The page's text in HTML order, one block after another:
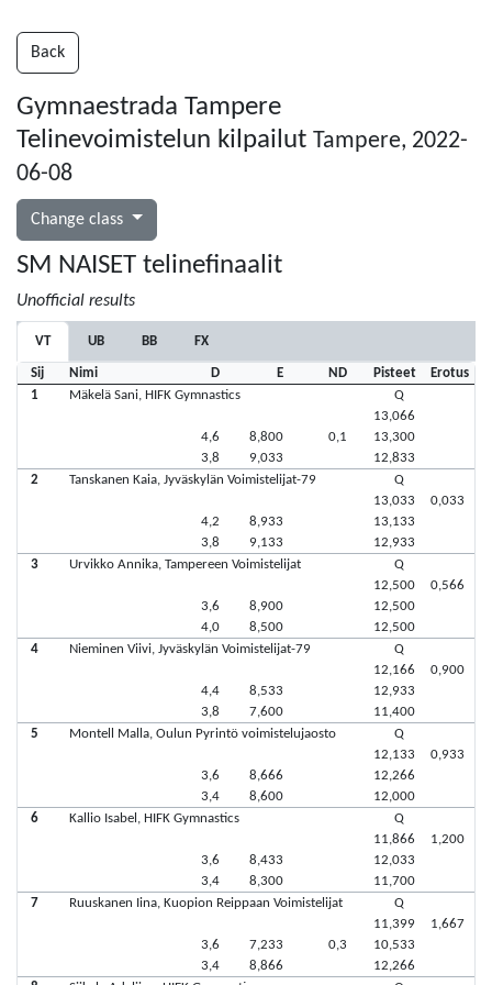
Back
Gymnaestrada Tampere
Telinevoimistelun kilpailut Tampere, 2022-
06-08
Change class
SM NAISET telinefinaalit
Unofficial results
VT UB BB FX
Sij Nimi D E ND Pisteet
Erotus
1
Mäkelä Sani, HIFK Gymnastics
4,6
3,8
8,800
9,033
0,1
Q
13,066
13,300
12,833
2
Tanskanen Kaia, Jyväskylän Voimistelijat-79
4,2
3,8
8,933
9,133
Q
13,033
13,133
12,933
0,033
3 Urvikko Annika, Tampereen Voimistelijat
3,6
4,0
8,900
8,500
Q
12,500
12,500
12,500
0,566
4 Nieminen Viivi, Jyväskylän Voimistelijat-79
4,4
3,8
8,533
7,600
Q
12,166
12,933
11,400
0,900
5 Montell Malla, Oulun Pyrintö voimistelujaosto
3,6
3,4
8,666
8,600
Q
12,133
12,266
12,000
0,933
6 Kallio Isabel, HIFK Gymnastics
3,6
3,4
8,433
8,300
Q
11,866
12,033
11,700
1,200
7 Ruuskanen Iina, Kuopion Reippaan Voimistelijat
3,6
3,4
7,233
8,866
0,3
Q
11,399
10,533
12,266
1,667